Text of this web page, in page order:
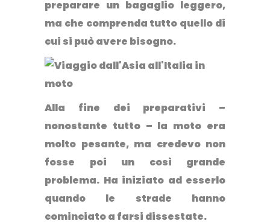
preparare un bagaglio leggero,
ma che comprenda tutto quello di
cui si può avere bisogno.
Alla fine dei preparativi –
nonostante tutto – la moto era
molto pesante, ma credevo non
fosse poi un così grande
problema. Ha iniziato ad esserlo
quando le strade hanno
cominciato a farsi dissestate.